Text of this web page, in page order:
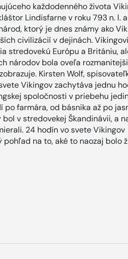
každodenného života
Lindisfarne v roku 793 n. l. a
ktorý je dnes známy ako
civilizácií v dejinách.
stredovekú Európu a Britániu,
národov bola oveľa
Kirsten Wolf,
Vikingov zachytáva jednu
spoločnosti v priebehu
farmára, od básnika až po
v stredovekej Škandinávii, a
24 hodín vo svete Vikingov
na to, aké to naozaj bolo